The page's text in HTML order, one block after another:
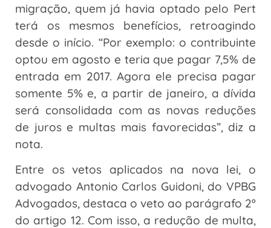
migração, quem já havia optado pelo Pert
terá os mesmos benefícios, retroagindo
desde o início. “Por exemplo: o contribuinte
optou em agosto e teria que pagar 7,5% de
entrada em 2017. Agora ele precisa pagar
somente 5% e, a partir de janeiro, a dívida
será consolidada com as novas reduções
de juros e multas mais favorecidas”, diz a
nota.
Entre os vetos aplicados na nova lei, o
advogado Antonio Carlos Guidoni, do VPBG
Advogados, destaca o veto ao parágrafo 2º
do artigo 12. Com isso, a redução de multa,